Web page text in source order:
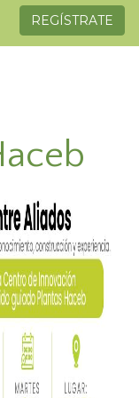
REGÍSTRATE